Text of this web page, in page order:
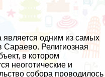
одним из самых
Сараево. Религиозная
в котором
неоготические и
собора проводилось